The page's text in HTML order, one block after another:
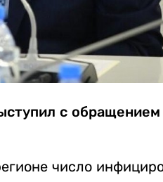
с обращением
число